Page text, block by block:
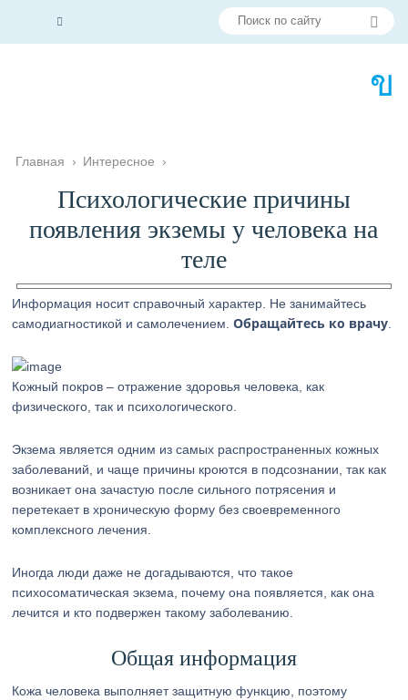
Главная › Интересное ›
Психологические причины
появления экземы у человека на
теле
Информация носит справочный характер. Не занимайтесь
самодиагностикой и самолечением.Обращайтесь ко врачу
Кожный покров – отражение здоровья человека, как
физического, так и психологического.
Экзема является одним из самых распространенных кожных
заболеваний, и чаще причины кроются в подсознании, так как
возникает она зачастую после сильного потрясения и
перетекает в хроническую форму без своевременного
комплексного лечения.
Иногда люди даже не догадываются, что такое
психосоматическая экзема, почему она появляется, как она
лечится и кто подвержен такому заболеванию.
Общая информация
Кожа человека выполняет защитную функцию, поэтому